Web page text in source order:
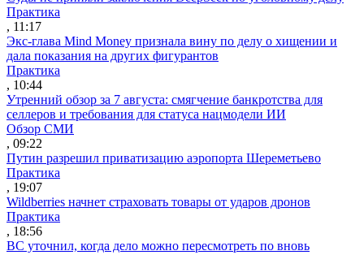
Практика
, 11:17
Экс-глава Mind Money признала вину по делу о хищении и
дала показания на других фигурантов
Практика
, 10:44
Утренний обзор за 7 августа: смягчение банкротства для
селлеров и требования для статуса нацмодели ИИ
Обзор СМИ
, 09:22
Путин разрешил приватизацию аэропорта Шереметьево
Практика
, 19:07
Wildberries начнет страховать товары от ударов дронов
Практика
, 18:56
ВС уточнил, когда дело можно пересмотреть по вновь